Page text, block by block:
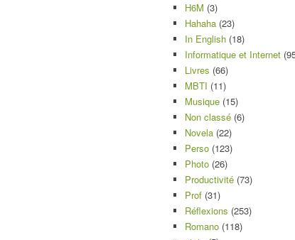
H6M (3)
Hahaha (23)
In English (18)
Informatique et Internet
Livres (66)
MBTI (11)
Musique (15)
Non classé (6)
Novela (22)
Perso (123)
Photo (26)
Productivité (73)
Prof (31)
Réflexions (253)
Romano (118)